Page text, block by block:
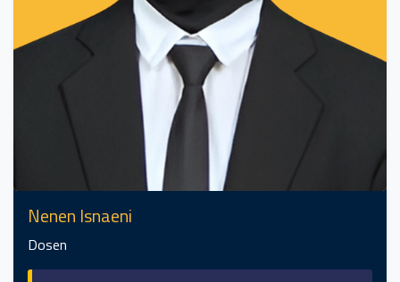
Nenen Isnaeni
Dosen